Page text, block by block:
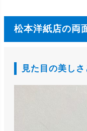
松本洋紙店の両
見た目の美し